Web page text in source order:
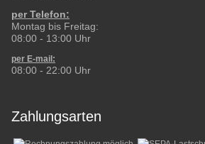
per Telefon:
Montag bis Freitag:
08:00 - 13:00 Uhr
per E-mail:
08:00 - 22:00 Uhr
Zahlungsarten